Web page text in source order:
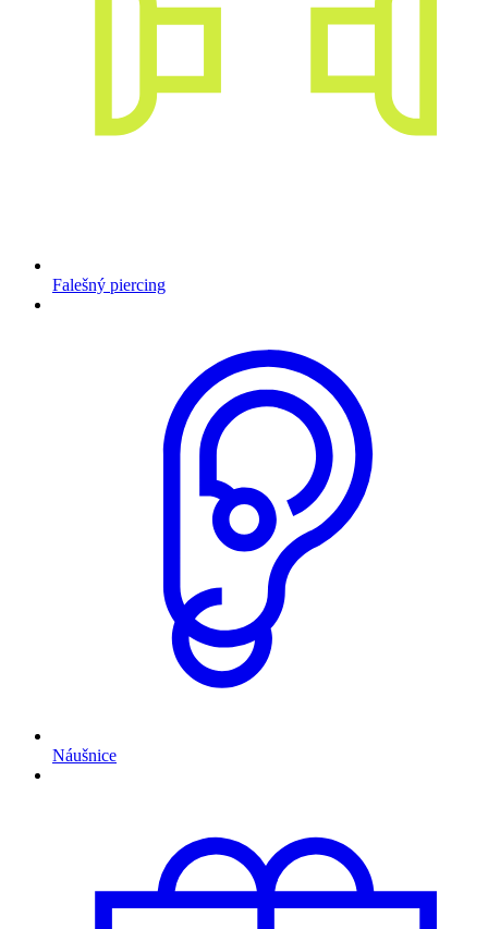
Falešný piercing
Náušnice